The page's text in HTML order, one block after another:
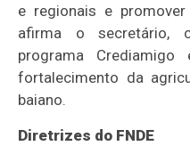
e regionais e promover
afirma o secretário,
programa
fortalecimento da
baiano.
Diretrizes do FNDE